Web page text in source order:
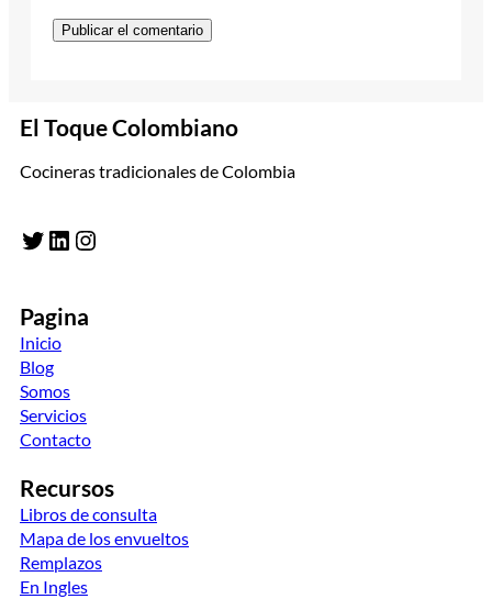
El Toque Colombiano
Cocineras tradicionales de Colombia
Twitter LinkedIn Instagram
Pagina
Inicio
Blog
Somos
Servicios
Contacto
Recursos
Libros de consulta
Mapa de los envueltos
Remplazos
En Ingles